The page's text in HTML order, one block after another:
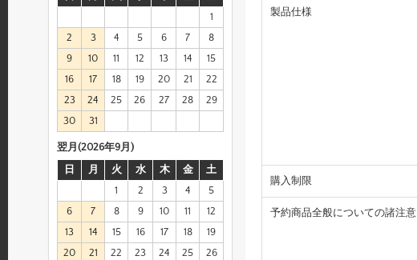
製品仕様
購入制限
予約商品全般についての諸注意
1
2
3 4 5 6 7
8
9
10 11 12 13 14
15
16
17 18 19 20 21
22
23
24 25 26 27 28
29
30
31
翌月(2026年9月)
日
月 火 水 木 金
土
1
2 3 4
5
6
7 8 9 10 11
12
13
14 15 16 17 18
19
20
21 22 23 24 25
26